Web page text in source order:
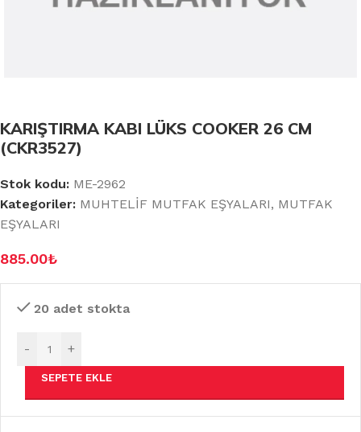
KARIŞTIRMA KABI LÜKS COOKER 26 CM
(CKR3527)
Stok kodu: ME-2962
Kategoriler: MUHTELİF MUTFAK EŞYALARI, MUTFAK
EŞYALARI
885.00₺
20 adet stokta
- +
SEPETE EKLE